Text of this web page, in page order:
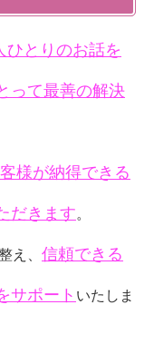
ひとりのお話を
って最善の解決
様が納得できる
だきます。
え、 信頼できる
サポート いたしま